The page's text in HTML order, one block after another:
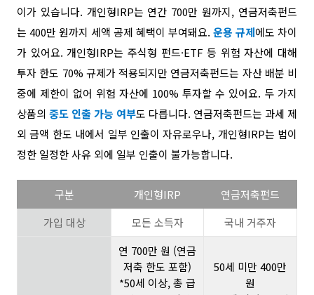
이가 있습니다. 개인형IRP는 연간 700만 원까지, 연금저축펀드
는 400만 원까지 세액 공제 혜택이 부여돼요. 운용 규제에도 차이
가 있어요. 개인형IRP는 주식형 펀드·ETF 등 위험 자산에 대해
투자 한도 70% 규제가 적용되지만 연금저축펀드는 자산 배분 비
중에 제한이 없어 위험 자산에 100% 투자할 수 있어요. 두 가지
상품의 중도 인출 가능 여부도 다릅니다. 연금저축펀드는 과세 제
외 금액 한도 내에서 일부 인출이 자유로우나, 개인형IRP는 법이
정한 일정한 사유 외에 일부 인출이 불가능합니다.
구분 개인형IRP
연금저축펀드
가입 대상
모든 소득자
국내 거주자
연 700만 원 (연금
저축 한도 포함)
*50세 이상, 총 급
50세 미만 400만
원